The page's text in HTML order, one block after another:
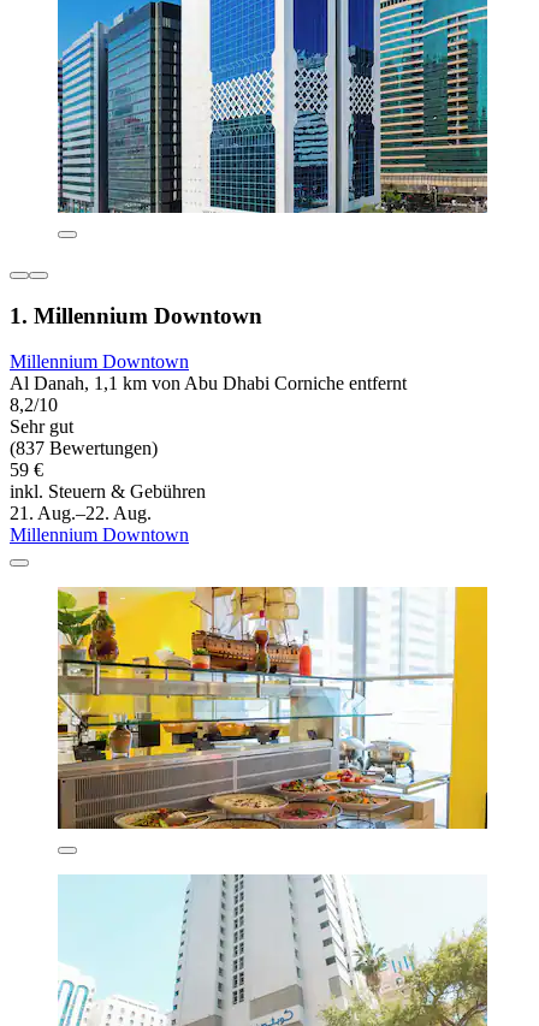
1. Millennium Downtown
Millennium Downtown
Al Danah, 1,1 km von Abu Dhabi Corniche entfernt
8,2/10
Sehr gut
(837 Bewertungen)
59 €
inkl. Steuern & Gebühren
21. Aug.–22. Aug.
Millennium Downtown